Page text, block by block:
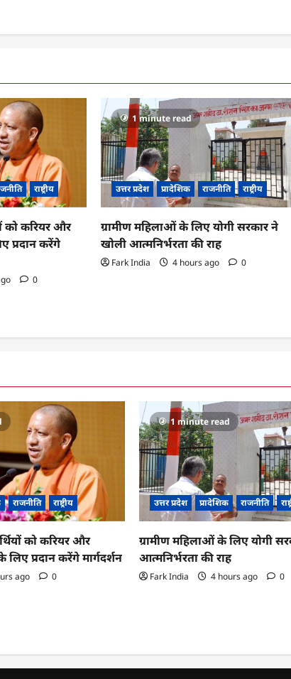
राष्ट्रीय
को करियर और
प्रदान करेंगे
0
1 minute read
उत्तर प्रदेश प्रादेशिक राजनीति राष्ट्रीय
ग्रामीण महिलाओं के लिए योगी सरकार ने
खोली आत्मनिर्भरता की राह
Fark India 4 hours ago 0
राजनीति राष्ट्रीय
को करियर और
लिए प्रदान करेंगे मार्गदर्शन
ago 0
1 minute read
उत्तर प्रदेश प्रादेशिक राजनीति
ग्रामीण महिलाओं के लिए योगी
आत्मनिर्भरता की राह
Fark India 4 hours ago 0